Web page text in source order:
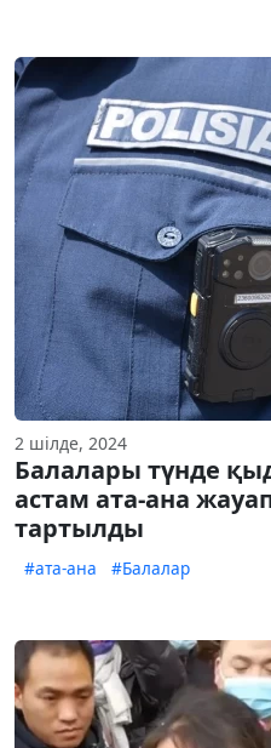
2 шілде, 2024
Балалары түнде
астам ата-ана
тартылды
#ата-ана #Балалар